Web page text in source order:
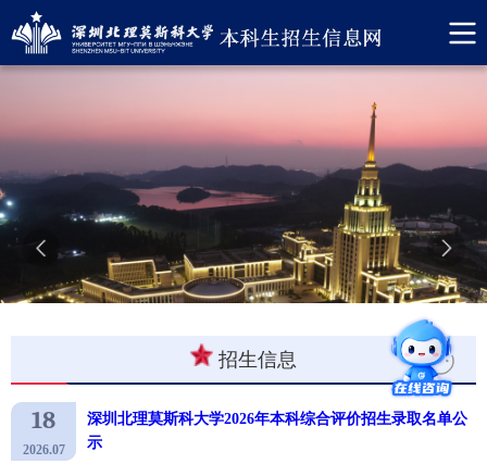
招生信息
18
2026.07
深圳北理莫斯科大学2026年本科综合评价招生录取名单公
示